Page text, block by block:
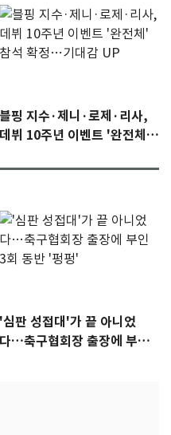
블핑 지수·제니·로제·리사,
데뷔 10주년 이벤트 '완전체'
'심판 성접대'가 끝 아니었
다…축구협회장 출장에 부인